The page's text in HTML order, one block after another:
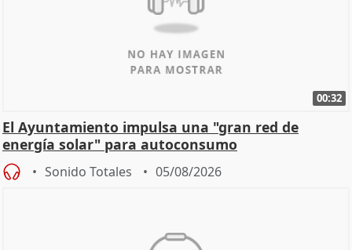
00:32
El Ayuntamiento impulsa una "gran red de
energía solar" para autoconsumo
Sonido Totales 05/08/2026